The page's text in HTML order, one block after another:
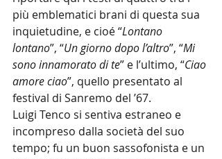
più emblematici brani di questa sua
inquietudine, e cioé “Lontano
lontano”, “Un giorno dopo l’altro”, “Mi
sono innamorato di te” e l’ultimo, “Ciao
amore ciao”, quello presentato al
festival di Sanremo del ’67.
Luigi Tenco si sentiva estraneo e
incompreso dalla società del suo
tempo; fu un buon sassofonista e un